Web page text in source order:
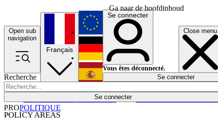
Ga naar de hoofdinhoud
Open sub
navigation
Close menu
Recherche
Se connecter
POLICY AREAS
Économie
Français
English
Deutsch
Español
Se connecter
Vous êtes déconnecté.
Se connecter
PROPOLITIQUE